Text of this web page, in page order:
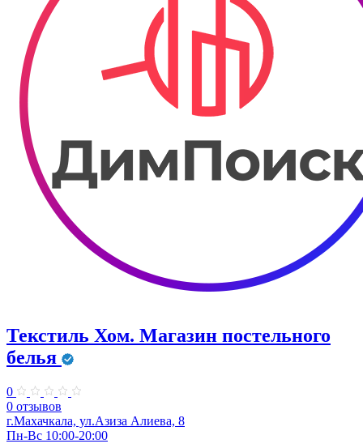
Текстиль Хом. Магазин постельного
белья
0
0 отзывов
г.Махачкала, ул.Азиза Алиева, 8
Пн-Вс 10:00-20:00